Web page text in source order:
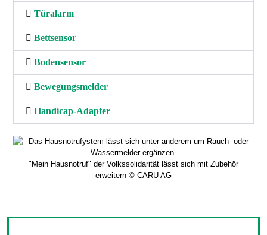
Türalarm
Bettsensor
Bodensensor
Bewegungsmelder
Handicap-Adapter
"Mein Hausnotruf" der Volkssolidarität lässt sich mit Zubehör
erweitern © CARU AG